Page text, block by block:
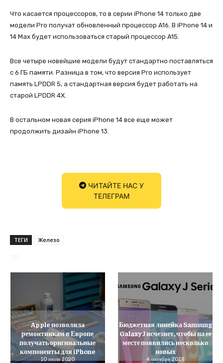
Что касается процессоров, то в серии iPhone 14 только две
модели Pro получат обновленный процессор A16. В iPhone 14 и
14 Max будет использоваться старый процессор A15.
Все четыре новейшие модели будут стандартно поставляться
с 6 ГБ памяти. Разница в том, что версия Pro использует
память LPDDR 5, а стандартная версия будет работать на
старой LPDDR 4X.
В остальном новая серия iPhone 14 все еще может
продолжить дизайн iPhone 13.
ЧИТАЙТЕ НАС У
ТЕЛЕГРАМ
ТЕГИ Железо
Apple позволила
ремонтникам в Европе
получать оригинальные
компоненты для iPhone
10 июля 2020
Бюджетная линейка Samsung
Galaxy J исчезнет, чтобы на ее
месте появились несколько
новых
4 октября 2018